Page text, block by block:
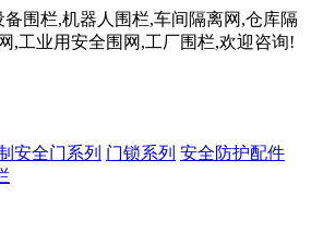
围栏,机器人围栏,车间隔离网,仓库隔
,工业用安全围网,工厂围栏,欢迎咨询!
安全门系列 门锁系列 安全防护配件